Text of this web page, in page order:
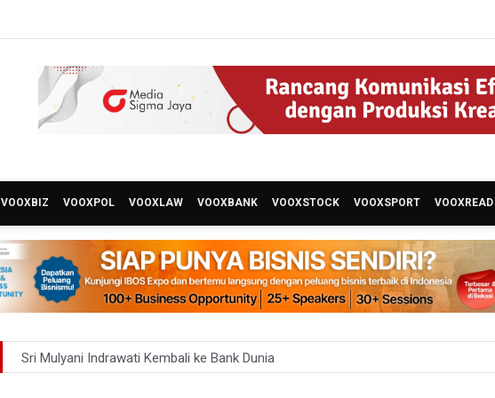
VOOXBIZ VOOXPOL VOOXLAW VOOXBANK VOOXSTOCK VOOXSPORT VOOXREAD
Sri Mulyani Indrawati Kembali ke Bank Dunia